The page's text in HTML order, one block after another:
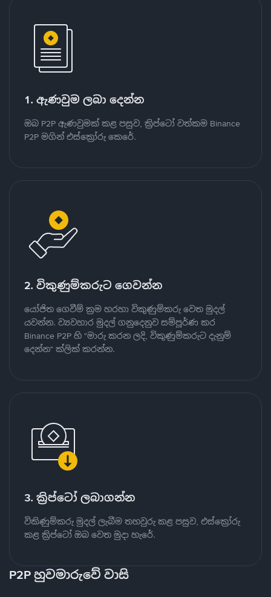
1. ඇණවුම ලබා දෙන්න
ඔබ P2P ඇණවුමක් කළ පසුව, ක්‍රිප්ටෝ වත්කම Binance
P2P මගින් එස්ක්‍රෝරු කෙරේ.
2. විකුණුම්කරුට ගෙවන්න
යෝජිත ගෙවීම් ක්‍රම හරහා විකුණුම්කරු වෙත මුදල්
යවන්න. ව්‍යවහාර මුදල් ගනුදෙනුව සම්පූර්ණ කර
Binance P2P හි "මාරු කරන ලදි, විකුණුම්කරුට දැනුම්
දෙන්න" ක්ලික් කරන්න.
3. ක්‍රිප්ටෝ ලබාගන්න
විකිණුම්කරු මුදල් ලැබීම තහවුරු කළ පසුව, එස්ක්‍රෝරු
කළ ක්‍රිප්ටෝ ඔබ වෙත මුදා හැරේ.
P2P හුවමාරුවේ වාසි